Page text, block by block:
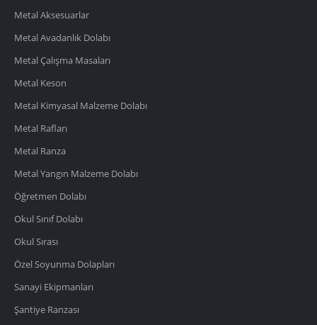
Metal Aksesuarlar
Metal Avadanlık Dolabı
Metal Çalışma Masaları
Metal Keson
Metal Kimyasal Malzeme Dolabı
Metal Rafları
Metal Ranza
Metal Yangın Malzeme Dolabı
Öğretmen Dolabı
Okul Sınıf Dolabı
Okul Sırası
Özel Soyunma Dolapları
Sanayi Ekipmanları
Şantiye Ranzası